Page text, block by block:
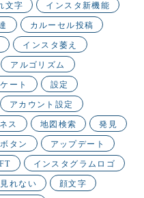
文字 インスタ新機能
カルーセル投稿
インスタ萎え
アルゴリズム
ート 設定
アカウント設定
ス 地図検索 発見
タン アップデート
インスタグラムロゴ
れない 顔文字